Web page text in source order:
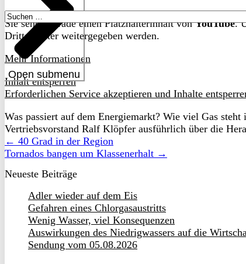
Open submenu
Suchen
nach:
Sie sehen gerade einen Platzhalterinhalt vonYouTube.
Drittanbieter weitergegeben werden.
Mehr Informationen
Inhalt entsperren
Erforderlichen Service akzeptieren und Inhalte
Was passiert auf dem Energiemarkt? Wie viel Gas
Vertriebsvorstand Ralf Klöpfer ausführlich über die
← 40 Grad in der Region
Tornados bangen um Klassenerhalt →
Neueste Beiträge
Adler wieder auf dem Eis
Gefahren eines Chlorgasaustritts
Wenig Wasser, viel Konsequenzen
Auswirkungen des Niedrigwassers auf die
Sendung vom 05.08.2026